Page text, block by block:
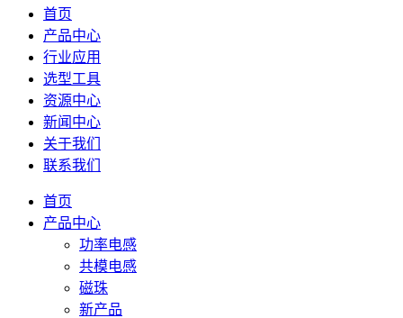
首页
产品中心
行业应用
选型工具
资源中心
新闻中心
关于我们
联系我们
首页
产品中心
功率电感
共模电感
磁珠
新产品